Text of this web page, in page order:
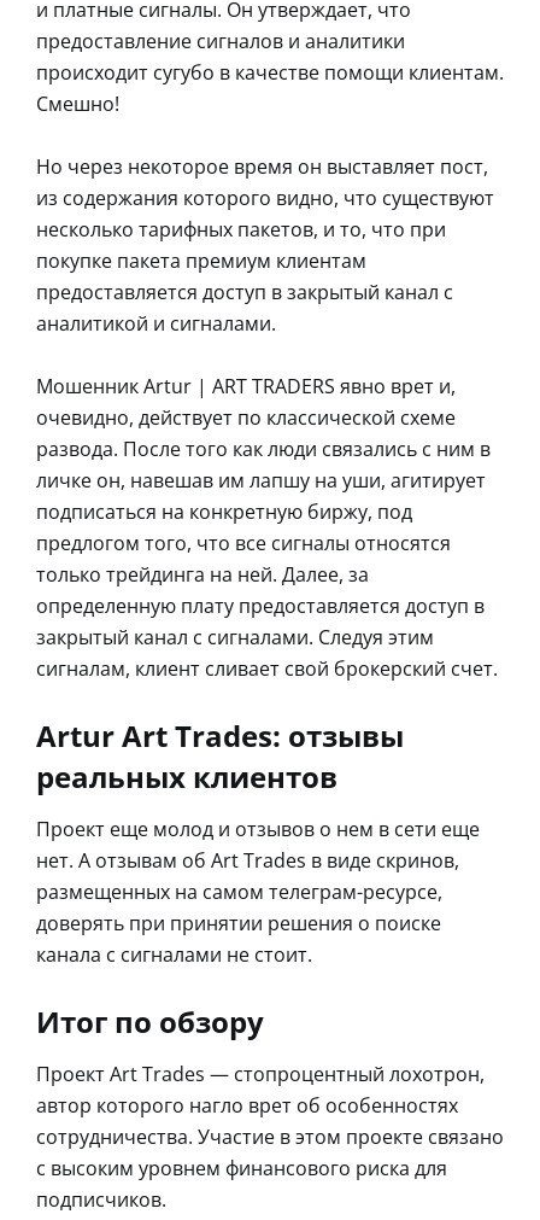
и платные сигналы. Он утверждает, что
предоставление сигналов и аналитики
происходит сугубо в качестве помощи клиентам.
Смешно!
Но через некоторое время он выставляет пост,
из содержания которого видно, что существуют
несколько тарифных пакетов, и то, что при
покупке пакета премиум клиентам
предоставляется доступ в закрытый канал с
аналитикой и сигналами.
Мошенник Artur | ART TRADERS явно врет и,
очевидно, действует по классической схеме
развода. После того как люди связались с ним в
личке он, навешав им лапшу на уши, агитирует
подписаться на конкретную биржу, под
предлогом того, что все сигналы относятся
только трейдинга на ней. Далее, за
определенную плату предоставляется доступ в
закрытый канал с сигналами. Следуя этим
сигналам, клиент сливает свой брокерский счет.
Artur Art Trades: отзывы
реальных клиентов
Проект еще молод и отзывов о нем в сети еще
нет. А отзывам об Art Trades в виде скринов,
размещенных на самом телеграм-ресурсе,
доверять при принятии решения о поиске
канала с сигналами не стоит.
Итог по обзору
Проект Art Trades — стопроцентный лохотрон,
автор которого нагло врет об особенностях
сотрудничества. Участие в этом проекте связано
с высоким уровнем финансового риска для
подписчиков.